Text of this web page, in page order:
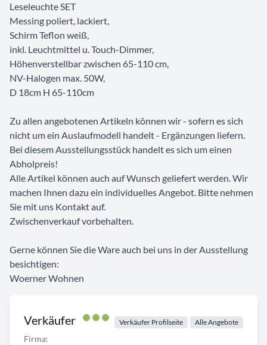
Verkäufer Verkäufer Profilseite Alle Angebote
Firma:
Leseleuchte SET
Messing poliert, lackiert,
Schirm Teflon weiß,
inkl. Leuchtmittel u. Touch-Dimmer,
Höhenverstellbar zwischen 65-110 cm,
NV-Halogen max. 50W,
D 18cm H 65-110cm
Zu allen angebotenen Artikeln können wir - sofern es sich
nicht um ein Auslaufmodell handelt - Ergänzungen liefern.
Bei diesem Ausstellungsstück handelt es sich um einen
Abholpreis!
Alle Artikel können auch auf Wunsch geliefert werden. Wir
machen Ihnen dazu ein individuelles Angebot. Bitte nehmen
Sie mit uns Kontakt auf.
Zwischenverkauf vorbehalten.
Gerne können Sie die Ware auch bei uns in der Ausstellung
besichtigen:
Woerner Wohnen